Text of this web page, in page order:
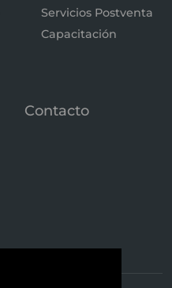
Servicios Postventa
Capacitación
Contacto